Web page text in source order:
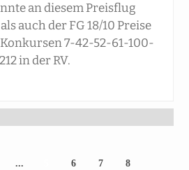
an diesem Preisflug
auch der FG 18/10 Preise
7-42-52-61-100-
in der RV.
... 6 7 8